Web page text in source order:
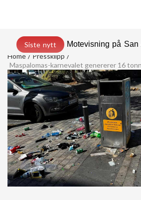
Siste nytt
Motevisning på
Home
Pressklipp